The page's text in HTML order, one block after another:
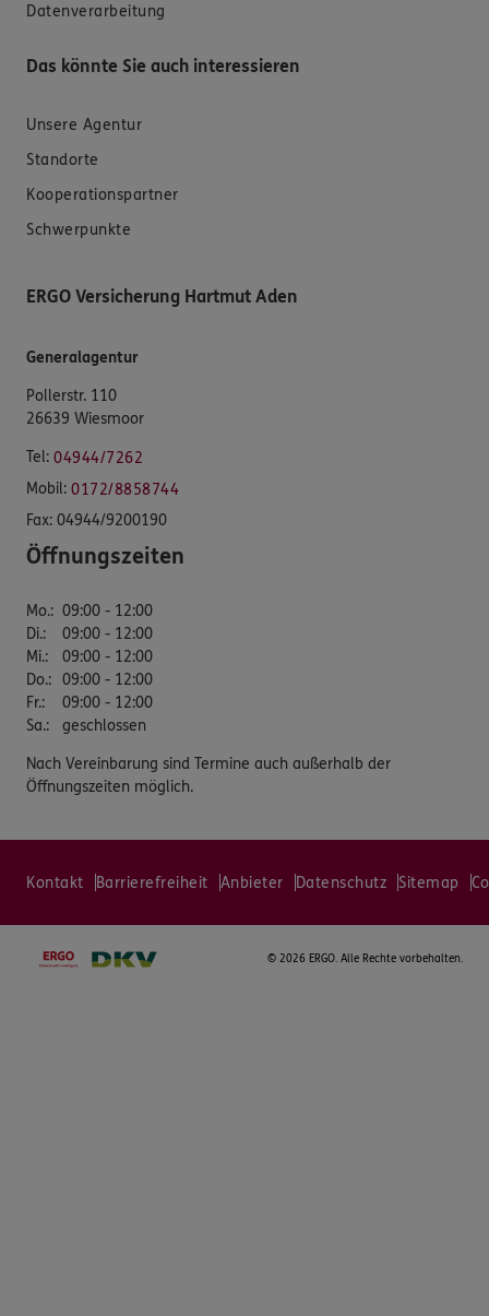
Datenverarbeitung
Das könnte Sie auch interessieren
Unsere Agentur
Standorte
Kooperationspartner
Schwerpunkte
ERGO Versicherung Hartmut Aden
Generalagentur
Pollerstr. 110
26639 Wiesmoor
Tel: 04944/7262
Mobil: 0172/8858744
Fax: 04944/9200190
Öffnungszeiten
Mo.: 09:00 - 12:00
Di.:
09:00 - 12:00
Mi.:
09:00 - 12:00
Do.: 09:00 - 12:00
Fr.:
09:00 - 12:00
Sa.: geschlossen
Nach Vereinbarung sind Termine auch außerhalb der
Öffnungszeiten möglich.
Kontakt Barrierefreiheit Anbieter Datenschutz Sitemap
© 2026 ERGO. Alle Rechte vorbehalten.